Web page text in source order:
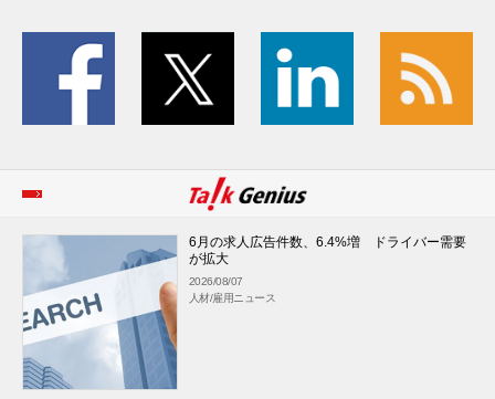
6月の求人広告件数、6.4%増 ドライバー需要
が拡大
2026/08/07
人材/雇用ニュース